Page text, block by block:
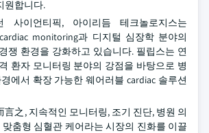
원합니다.
사이언티픽, 아이리듬 테크놀로지스는
monitoring과 디지털 심장학 분야의
쟁 환경을 강화하고 있습니다. 필립스는 연
환자 모니터링 분야의 강점을 바탕으로 병
에서 확장 가능한 웨어러블 cardiac 솔루션
言之, 지속적인 모니터링, 조기 진단, 병원 의
춤형 심혈관 케어라는 시장의 진화를 이끌